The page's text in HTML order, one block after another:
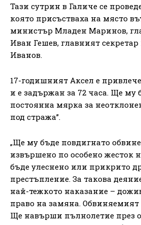
Тази сутрин в Галиче се
която присъстваха на място
министър Младен Маринов,
Иван Гешев, главният
Иванов.
17-годишният Аксел е
и е задържан за 72 часа. Ще му
постоянна мярка за
под стража”.
„Ще му бъде повдигнато
извършено по особено жесток
бъде улеснено или прикрито
престъпление. За такова
най-тежкото наказание –
право на замяна. Обвиняемият
Ще навърши пълнолетие през